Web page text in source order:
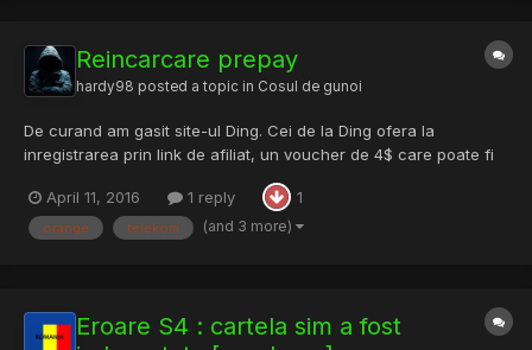
Reincarcare prepay
hardy98 posted a topic in Cosul de gunoi
De curand am gasit site-ul Ding. Cei de la Ding ofera la
inregistrarea prin link de afiliat, un voucher de 4$ care poate fi
Telekom sau Vodafone. Am profitat de cateva ori de oferta lor
insa s-au cam desteptat. O reincarcare de 5E costa...
April 11, 2016 1 reply 1
orange telekom (and 3 more)
Eroare S4 : cartela sim a fost